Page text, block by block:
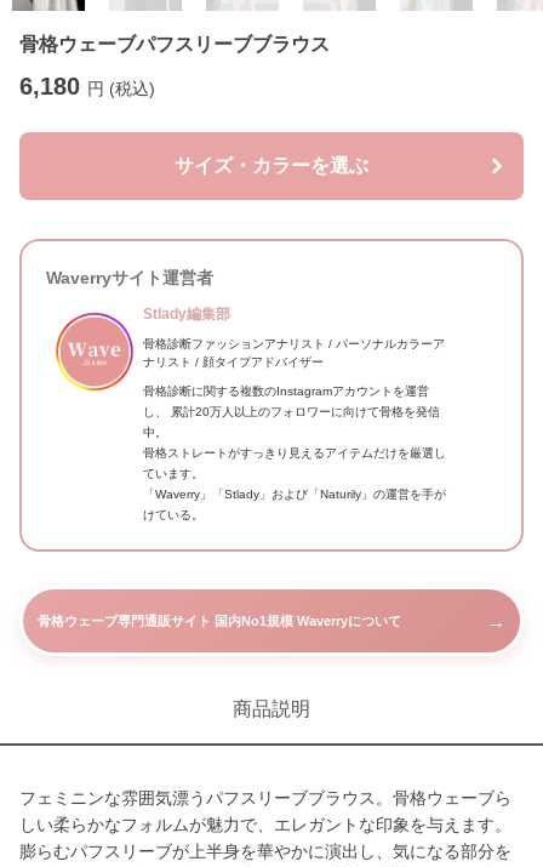
骨格ウェーブパフスリーブブラウス
6,180 円 (税込)
サイズ・カラーを選ぶ
Waverryサイト運営者
Stlady編集部
骨格診断ファッションアナリスト / パーソナルカラーア
ナリスト / 顔タイプアドバイザー
骨格診断に関する複数のInstagramアカウントを運営
し、 累計20万人以上のフォロワーに向けて骨格を発信
中。
骨格ストレートがすっきり見えるアイテムだけを厳選し
ています。
「Waverry」「Stlady」および「Naturily」の運営を手が
けている。
骨格ウェーブ専門通販サイト 国内No1規模 Waverryについて →
商品説明
フェミニンな雰囲気漂うパフスリーブブラウス。骨格ウェーブら
しい柔らかなフォルムが魅力で、エレガントな印象を与えます。
膨らむパフスリーブが上半身を華やかに演出し、気になる部分を